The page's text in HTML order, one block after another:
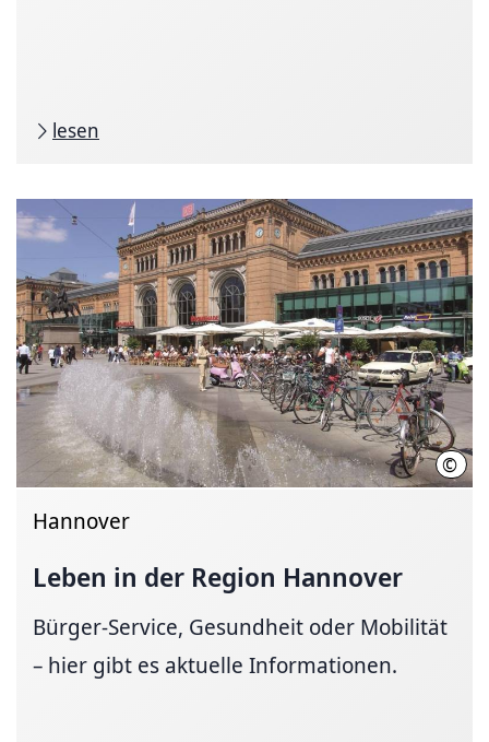
lesen
©
Hannover
Leben in der Region Hannover
Bürger-Service, Gesundheit oder Mobilität
– hier gibt es aktuelle Informationen.